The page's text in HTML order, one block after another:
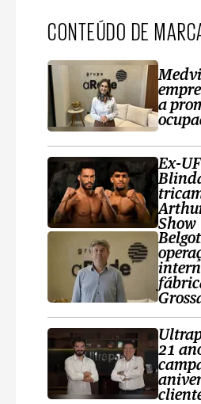
CONTEÚDO DE
a
Ex-
Show
21